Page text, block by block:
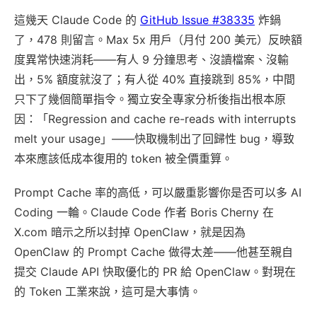
這幾天 Claude Code 的 GitHub Issue #38335 炸鍋
了，478 則留言。Max 5x 用戶（月付 200 美元）反映額
度異常快速消耗——有人 9 分鐘思考、沒讀檔案、沒輸
出，5% 額度就沒了；有人從 40% 直接跳到 85%，中間
只下了幾個簡單指令。獨立安全專家分析後指出根本原
因：「Regression and cache re-reads with interrupts
melt your usage」——快取機制出了回歸性 bug，導致
本來應該低成本復用的 token 被全價重算。
Prompt Cache 率的高低，可以嚴重影響你是否可以多 AI
Coding 一輪。Claude Code 作者 Boris Cherny 在
X.com 暗示之所以封掉 OpenClaw，就是因為
OpenClaw 的 Prompt Cache 做得太差——他甚至親自
提交 Claude API 快取優化的 PR 給 OpenClaw。對現在
的 Token 工業來說，這可是大事情。